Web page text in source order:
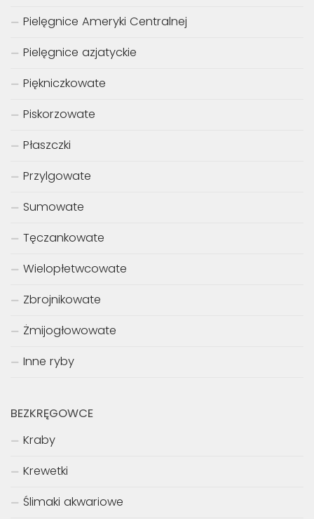
Pielęgnice Ameryki Centralnej
Pielęgnice azjatyckie
Piękniczkowate
Piskorzowate
Płaszczki
Przylgowate
Sumowate
Tęczankowate
Wielopłetwcowate
Zbrojnikowate
Żmijogłowowate
Inne ryby
BEZKRĘGOWCE
Kraby
Krewetki
Ślimaki akwariowe